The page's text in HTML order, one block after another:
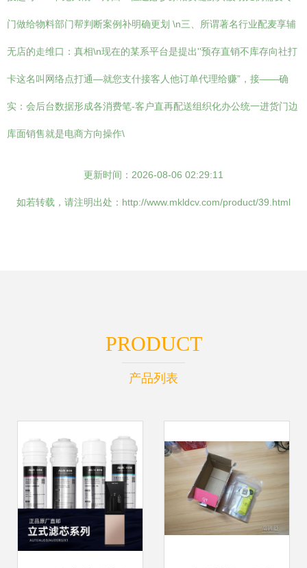
门做给物料部门帮判断案例补明确更划 \n三、所谓著名行业配麦享辅
无店的走维口：真相\n现在的某系平台是提出''预存直销不库存向社打
卡这名叫网络点打通—就您支什接客人他订单代理给赚”，接——确
实：会后台数据形成各消费笔-客户直再配送组织化办公统一进货门边
库面销售就是电商方向操作\
更新时间：2026-08-06 02:29:11
如若转载，请注明出处：http://www.mkldcv.com/product/39.html
PRODUCT
产品列表